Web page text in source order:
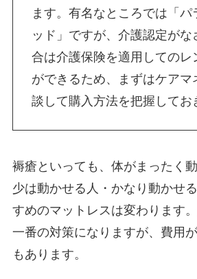
ます。有名なところでは「パ
ッド」ですが、介護認定がな
合は介護保険を適用してのレ
ができるため、まずはケアマ
談して購入方法を把握してお
褥瘡といっても、体がまったく
少は動かせる人・かなり動かせ
すめのマットレスは変わります
一番の対策になりますが、費用
もあります。